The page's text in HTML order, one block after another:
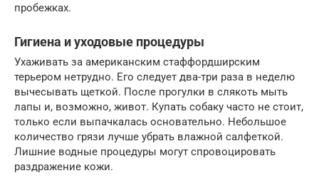
пробежках.
Гигиена и уходовые процедуры
Ухаживать за американским стаффордширским
терьером нетрудно. Его следует два-три раза в неделю
вычесывать щеткой. После прогулки в слякоть мыть
лапы и, возможно, живот. Купать собаку часто не стоит,
только если выпачкалась основательно. Небольшое
количество грязи лучше убрать влажной салфеткой.
Лишние водные процедуры могут спровоцировать
раздражение кожи.